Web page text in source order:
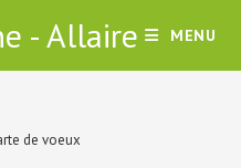
- Allaire MENU
de voeux